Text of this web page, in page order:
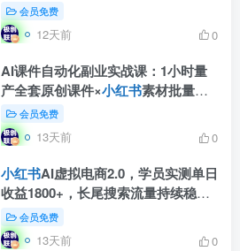
测怼店铺工作室批量变现实操教学
会员免费
12天前 0
AI课件自动化副业实战课：1小时量
产全套原创课件×小红书素材批量生
成×全自动变现管线×半年卖3000单
会员免费
13天前 0
小红书AI虚拟电商2.0，学员实测单日
收益1800+，长尾搜索流量持续稳定
出单会员免费
13天前 0